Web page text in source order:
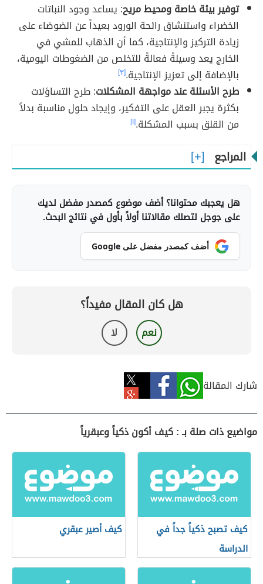
توفير بيئة خاصة ومحيط مريح: يساعد وجود النباتات
الخضراء واستنشاق رائحة الورود بعيداً عن الضوضاء على
زيادة التركيز والإنتاجية، كما أن الذهاب للمشي في
الخارج يعد وسيلةً فعالةً للتخلص من الضغوطات اليومية،
بالإضافة إلى تعزيز الإنتاجية.[٣]
طرح الأسئلة عند مواجهة المشكلات: طرح التساؤلات
بكثرة يجبر العقل على التفكير، وإيجاد حلول مناسبة بدلاً
من القلق بسبب المشكلة.[١]
المراجع
هل يعجبك محتوانا؟ أضف موضوع كمصدر مفضل لديك
على جوجل لتصلك مقالاتنا أولاً بأول في نتائج البحث.
أضف كمصدر مفضل على Google
هل كان المقال مفيداً؟
نعم لا
شارك المقالة
مواضيع ذات صلة بـ : كيف أكون ذكياً وعبقرياً
كيف تصبح ذكياً جداً في
الدراسة
كيف أصير عبقري